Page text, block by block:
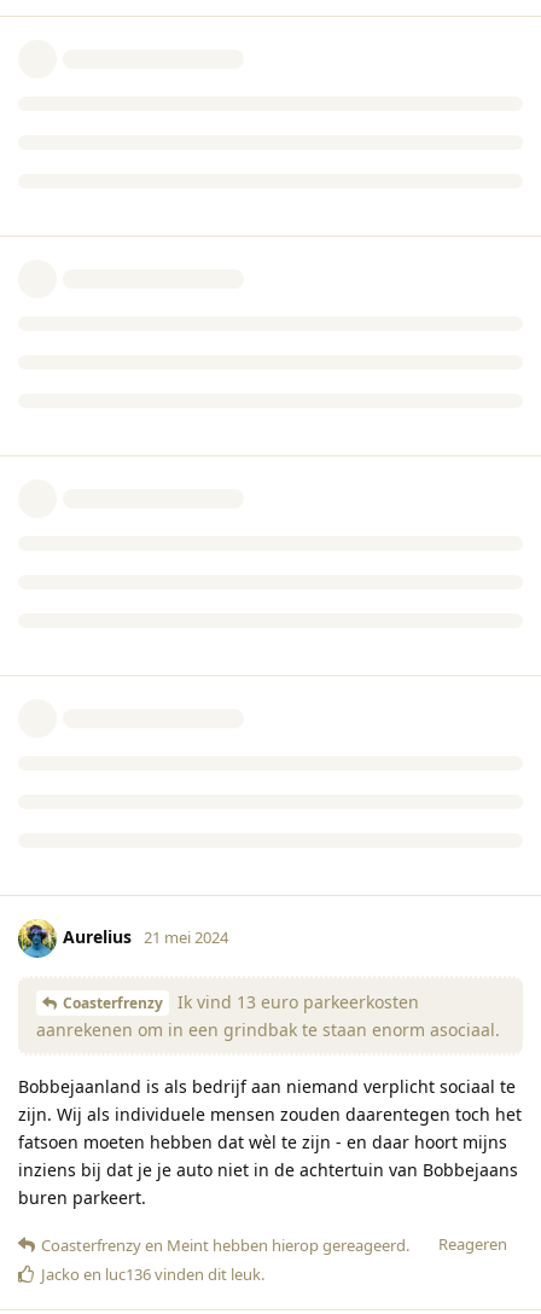
Aurelius 21 mei 2024
Coasterfrenzy
Ik vind 13 euro parkeerkosten
aanrekenen om in een grindbak te staan enorm asociaal.
Bobbejaanland is als bedrijf aan niemand verplicht sociaal te
zijn. Wij als individuele mensen zouden daarentegen toch het
fatsoen moeten hebben dat wèl te zijn - en daar hoort mijns
inziens bij dat je je auto niet in de achtertuin van Bobbejaans
buren parkeert.
Reageren
Coasterfrenzyen Meint hebben hierop gereageerd.
Jacko en luc136vinden dit leuk.